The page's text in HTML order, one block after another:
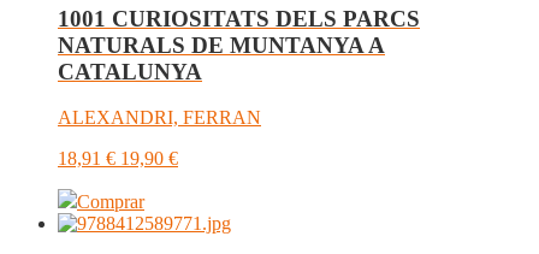
1001 CURIOSITATS DELS PARCS
NATURALS DE MUNTANYA A
CATALUNYA
ALEXANDRI, FERRAN
18,91 € 19,90 €
Comprar